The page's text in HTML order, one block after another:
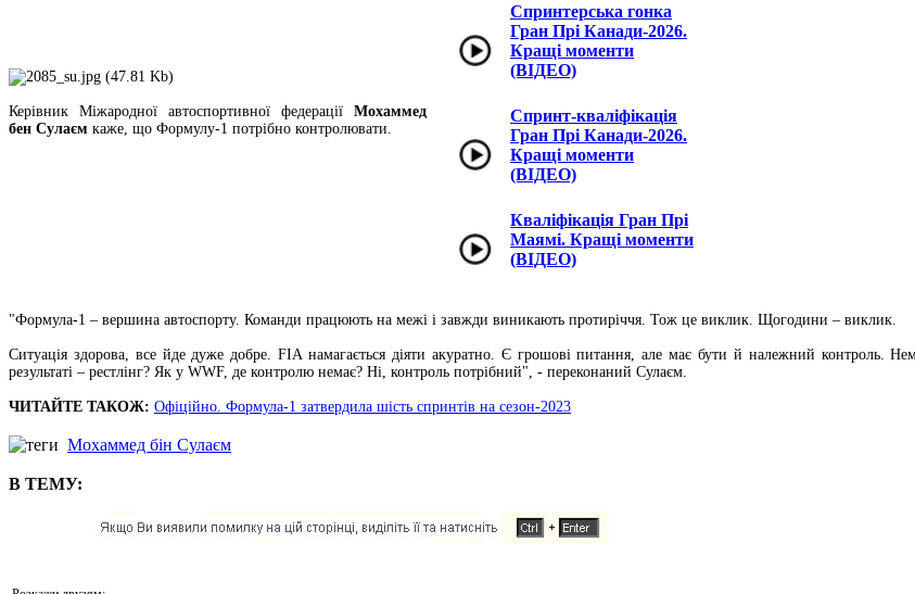
Керівник Міжародної автоспортивної федерації Мохаммед
бен Сулаєм каже, що Формулу-1 потрібно контролювати.
Спринтерська гонка
Гран Прі Канади-2026.
Кращі моменти
(ВІДЕО)
Спринт-кваліфікація
Гран Прі Канади-2026.
Кращі моменти
(ВІДЕО)
Кваліфікація Гран Прі
Маямі. Кращі моменти
(ВІДЕО)
"Формула-1 – вершина автоспорту. Команди працюють на межі і завжди виникають протиріччя. Тож це виклик. Щогодини – виклик.
Ситуація здорова, все йде дуже добре. FIA намагається діяти акуратно. Є грошові питання, але має бути й належний
результаті – рестлінг? Як у WWF, де контролю немає? Ні, контроль потрібний", - переконаний Сулаєм.
ЧИТАЙТЕ ТАКОЖ: Офіційно. Формула-1 затвердила шість спринтів на сезон-2023
Мохаммед бін Сулаєм
В ТЕМУ: